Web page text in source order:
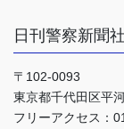
日刊警察新聞社
〒102-0093
東京都千代田区平
フリーアクセス：